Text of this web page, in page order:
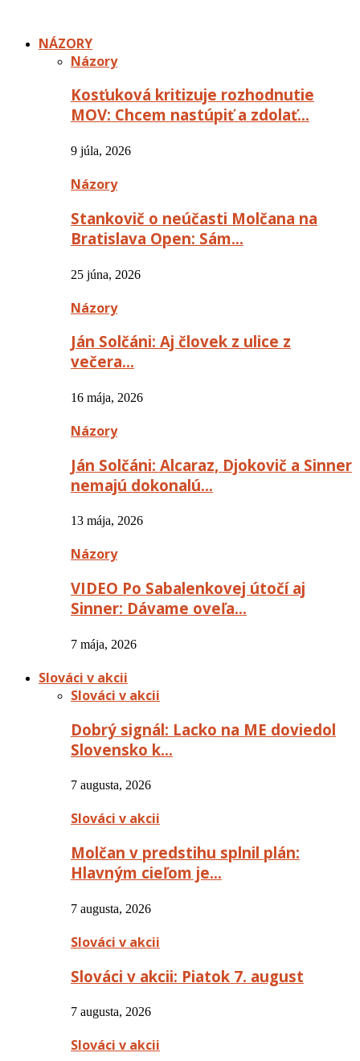
NÁZORY
Názory
Kosťuková kritizuje rozhodnutie
MOV: Chcem nastúpiť a zdolať…
9 júla, 2026
Názory
Stankovič o neúčasti Molčana na
Bratislava Open: Sám…
25 júna, 2026
Názory
Ján Solčáni: Aj človek z ulice z
večera…
16 mája, 2026
Názory
Ján Solčáni: Alcaraz, Djokovič a Sinner
nemajú dokonalú…
13 mája, 2026
Názory
VIDEO Po Sabalenkovej útočí aj
Sinner: Dávame oveľa…
7 mája, 2026
Slováci v akcii
Slováci v akcii
Dobrý signál: Lacko na ME doviedol
Slovensko k…
7 augusta, 2026
Slováci v akcii
Molčan v predstihu splnil plán:
Hlavným cieľom je…
7 augusta, 2026
Slováci v akcii
Slováci v akcii: Piatok 7. august
7 augusta, 2026
Slováci v akcii